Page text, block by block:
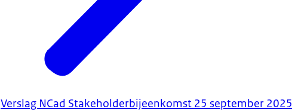
Verslag NCad Stakeholderbijeenkomst 25 september 2025